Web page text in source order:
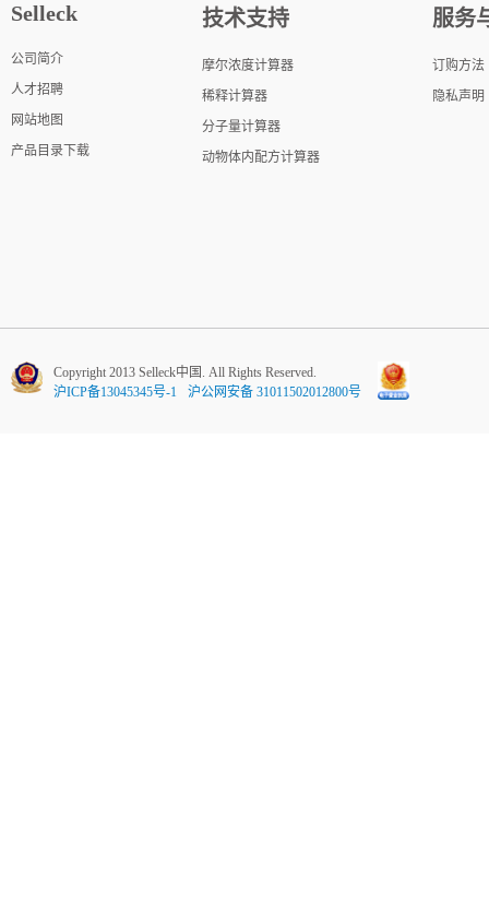
Selleck
公司简介
人才招聘
网站地图
产品目录下载
技术支持
摩尔浓度计算器
稀释计算器
分子量计算器
动物体内配方计算器
服务
订购方法
隐私声明
Copyright 2013 Selleck中国. All Rights Reserved.
沪ICP备13045345号-1
沪公网安备 31011502012800号